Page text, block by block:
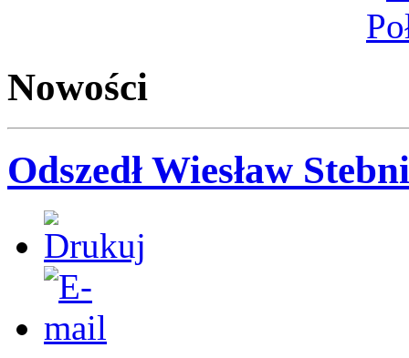
Nowości
Odszedł Wiesław